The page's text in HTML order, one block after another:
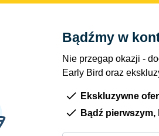
Bądźmy w
Nie przegap okazji -
Early Bird oraz
Ekskluzywne
Bądź